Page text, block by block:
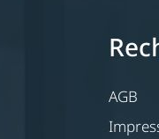
AGB